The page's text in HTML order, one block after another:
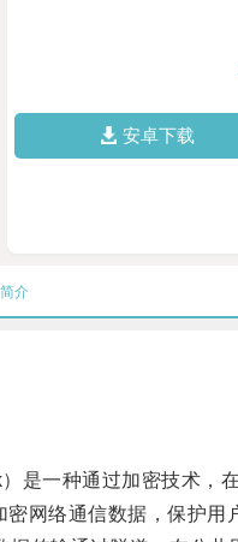
安卓下载
简介
一种通过加密技术，在
络通信数据，保护用